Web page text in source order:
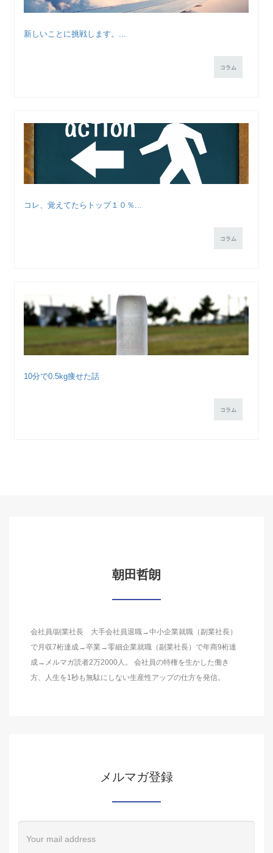
新しいことに挑戦します。...
コラム
コレ、覚えてたらトップ１０％...
コラム
10分で0.5kg痩せた話
コラム
朝田哲朗
会社員/副業社長 大手会社員退職→中小企業就職（副業社長）
で月収7桁達成→卒業→零細企業就職（副業社長）で年商9桁達
成→メルマガ読者2万2000人。 会社員の特権を生かした働き
方、人生を1秒も無駄にしない生産性アップの仕方を発信。
メルマガ登録